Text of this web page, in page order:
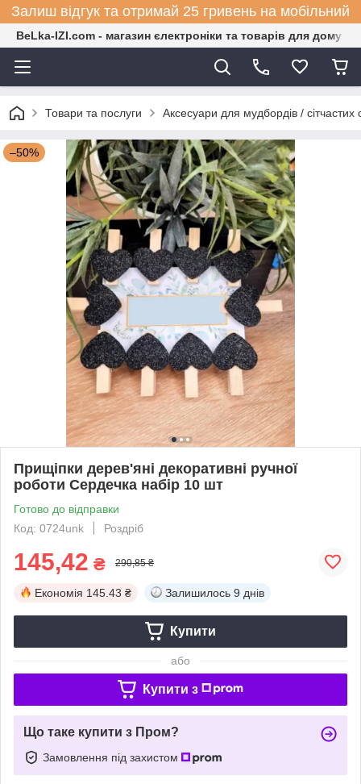
Залиш відгук та отримай 25 гривень на мобільний
BeLka-IZI.com - магазин єлектроніки та товарів для дому
Товари та послуги Аксесуари для мудбордів / сітчастих
–50%
Прищіпки дерев'яні декоративні ручної
роботи Сердечка набір 10 шт
Готово до відправки
Код: 0724unk
Роздріб
145,42 ₴ 290,85 ₴
Економія 145.43 ₴ Залишилось 9 днів
Купити
або
Купити з
Що таке купити з Пром?
Замовлення під захистом